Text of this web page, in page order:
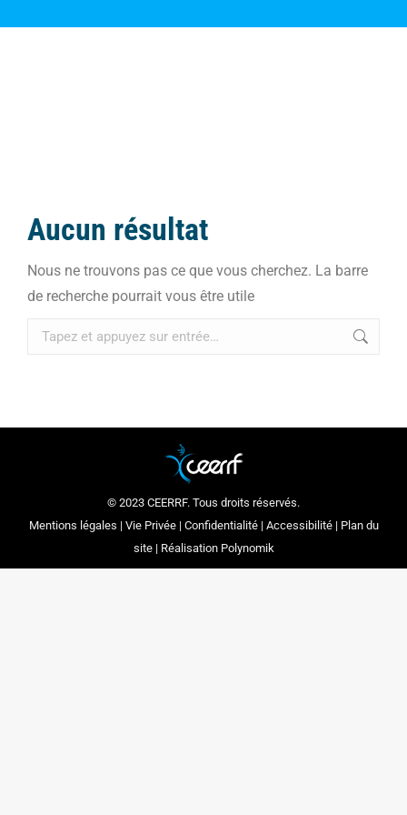
Aucun résultat
Nous ne trouvons pas ce que vous cherchez. La barre
de recherche pourrait vous être utile
Recherche
© 2023 CEERRF. Tous droits réservés.
Mentions légales | Vie Privée| Confidentialité| Accessibilité| Plan du
site| Réalisation Polynomik